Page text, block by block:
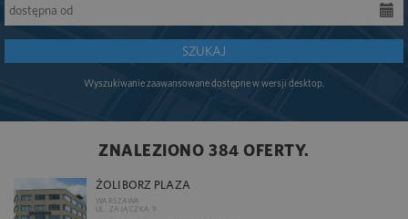
SZUKAJ
Wyszukiwanie zaawansowane dostępne w wersji desktop.
ZNALEZIONO 384 OFERTY.
ŻOLIBORZ PLAZA
WARSZAWA
UL. ZAJĄCZKA 9